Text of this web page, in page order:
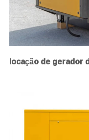
locação de gerador